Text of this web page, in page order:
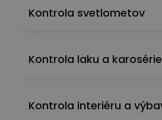
Kontrola svetlometov
Kontrola laku a karosérie
Kontrola interiéru a